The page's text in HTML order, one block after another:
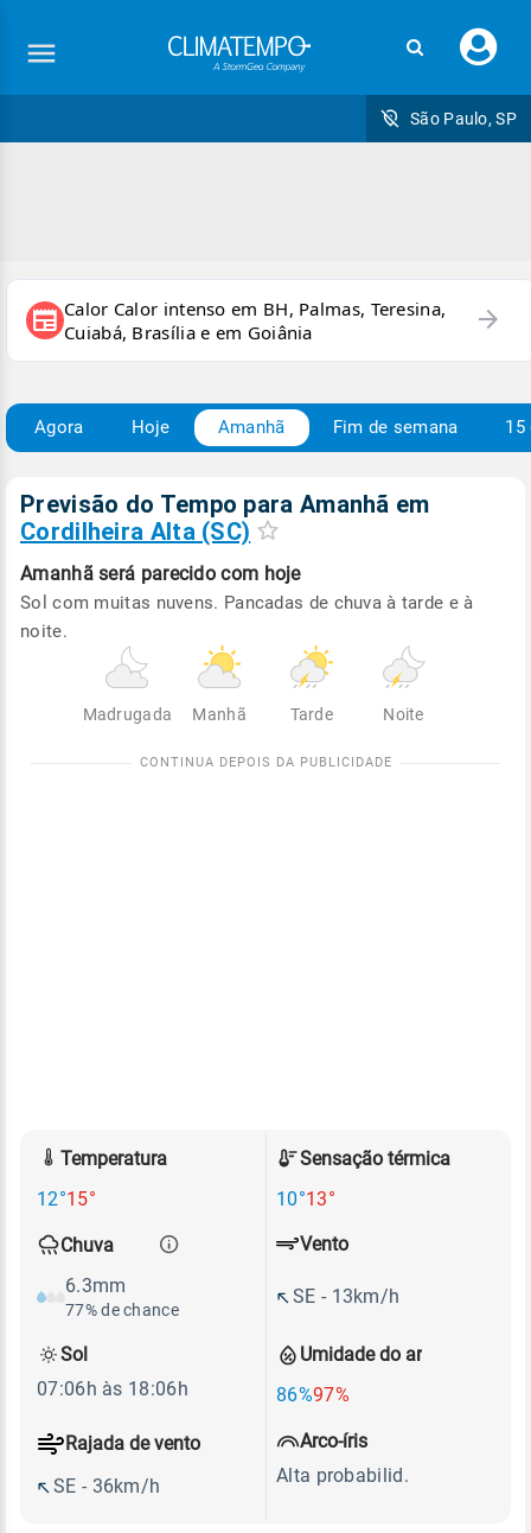
seu
São Paulo, SP
newspaper Calor Calor intenso em BH, Palmas, Teresina,
Cuiabá, Brasília e em Goiânia
arrow_forward
Agora Hoje Amanhã Fim de semana 15
Previsão do Tempo para Amanhã em
Cordilheira Alta (SC)
Amanhã será parecido com hoje
Sol com muitas nuvens. Pancadas de chuva à tarde e à
noite.
Madrugada Manhã Tarde Noite
Temperatura
12°15°
Sensação térmica
10°13°
Chuva
6.3mm
77% de chance
Umidade do ar
86%97%
Vento
SE - 13km/h
Rajada de vento
SE - 36km/h
Sol
07:06h às 18:06h
Arco-íris
Alta probabilid.